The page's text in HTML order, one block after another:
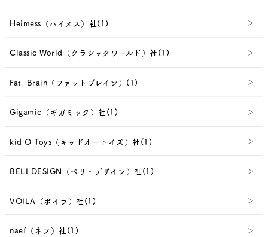
Heimess（ハイメス）社(1)
Classic World（クラシックワールド）社(1)
Fat Brain（ファットブレイン）(1)
Gigamic（ギガミック）社(1)
kid O Toys（キッドオートイズ）社(1)
BELI DESIGN（べリ・デザイン）社(1)
VOILA（ボイラ）社(1)
naef（ネフ）社(1)